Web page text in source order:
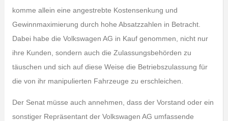
komme allein eine angestrebte Kostensenkung und
Gewinnmaximierung durch hohe Absatzzahlen in Betracht.
Dabei habe die Volkswagen AG in Kauf genommen, nicht nur
ihre Kunden, sondern auch die Zulassungsbehörden zu
täuschen und sich auf diese Weise die Betriebszulassung für
die von ihr manipulierten Fahrzeuge zu erschleichen.
Der Senat müsse auch annehmen, dass der Vorstand oder ein
sonstiger Repräsentant der Volkswagen AG umfassende